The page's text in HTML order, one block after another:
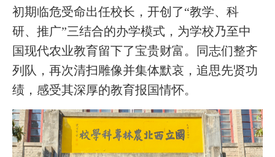
初期临危受命出任校长，开创了“教学、科
研、推广”三结合的办学模式，为学校乃至中
国现代农业教育留下了宝贵财富。同志们整齐
列队，再次清扫雕像并集体默哀，追思先贤功
绩，感受其深厚的教育报国情怀。